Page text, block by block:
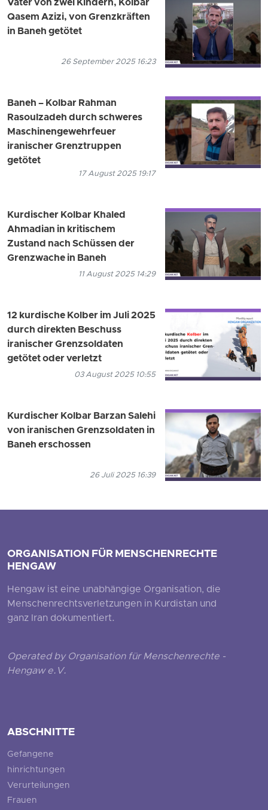
Vater von zwei Kindern, Kolbar
Qasem Azizi, von Grenzkräften
in Baneh getötet
26 September 2025 16:23
Baneh – Kolbar Rahman
Rasoulzadeh durch schweres
Maschinengewehrfeuer
iranischer Grenztruppen
getötet
17 August 2025 19:17
Kurdischer Kolbar Khaled
Ahmadian in kritischem
Zustand nach Schüssen der
Grenzwache in Baneh
11 August 2025 14:29
12 kurdische Kolber im Juli 2025
durch direkten Beschuss
iranischer Grenzsoldaten
getötet oder verletzt
03 August 2025 10:55
Kurdischer Kolbar Barzan Salehi
von iranischen Grenzsoldaten in
Baneh erschossen
26 Juli 2025 16:39
ORGANISATION FÜR MENSCHENRECHTE
HENGAW
Hengaw ist eine unabhängige Organisation, die
Menschenrechtsverletzungen in Kurdistan und
ganz Iran dokumentiert.
Operated by Organisation für Menschenrechte -
Hengaw e.V.
ABSCHNITTE
Gefangene
hinrichtungen
Verurteilungen
Frauen